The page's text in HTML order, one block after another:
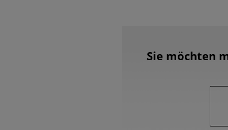
Sie möchten